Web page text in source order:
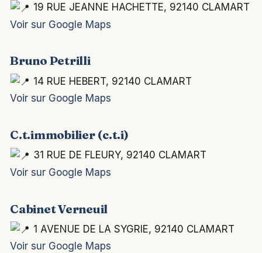
19 RUE JEANNE HACHETTE, 92140 CLAMART
Voir sur Google Maps
Bruno Petrilli
14 RUE HEBERT, 92140 CLAMART
Voir sur Google Maps
C.t.immobilier (c.t.i)
31 RUE DE FLEURY, 92140 CLAMART
Voir sur Google Maps
Cabinet Verneuil
1 AVENUE DE LA SYGRIE, 92140 CLAMART
Voir sur Google Maps